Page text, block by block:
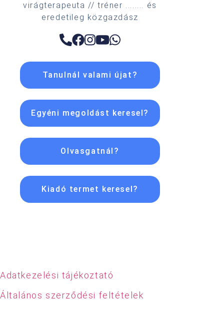
virágterapeuta // tréner ........ és
eredetileg közgazdász
Tanulnál valami újat?
Egyéni megoldást keresel?
Olvasgatnál?
Kiadó termet keresel?
Adatkezelési tájékoztató
Általános szerződési feltételek